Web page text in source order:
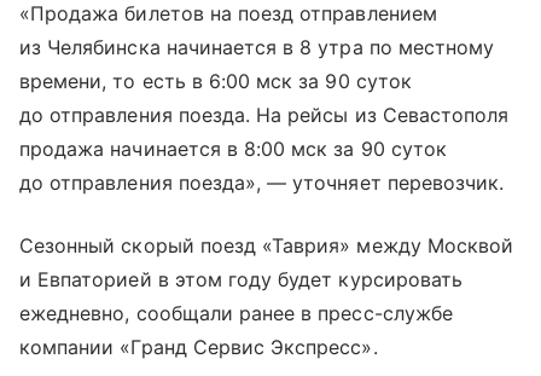
«Продажа билетов на поезд отправлением
из Челябинска начинается в 8 утра по местному
времени, то есть в 6:00 мск за 90 суток
до отправления поезда. На рейсы из Севастополя
продажа начинается в 8:00 мск за 90 суток
до отправления поезда», — уточняет перевозчик.
Сезонный скорый поезд «Таврия» между Москвой
и Евпаторией в этом году будет курсировать
ежедневно, сообщали ранее в пресс-службе
компании «Гранд Сервис Экспресс».